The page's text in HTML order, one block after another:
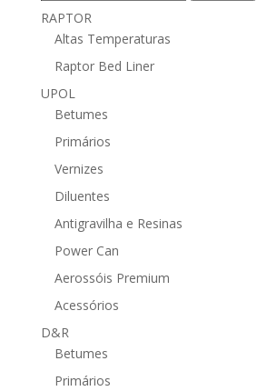
por:
RAPTOR
Altas Temperaturas
Raptor Bed Liner
UPOL
Betumes
Primários
Vernizes
Diluentes
Antigravilha e Resinas
Power Can
Aerossóis Premium
Acessórios
D&R
Betumes
Primários